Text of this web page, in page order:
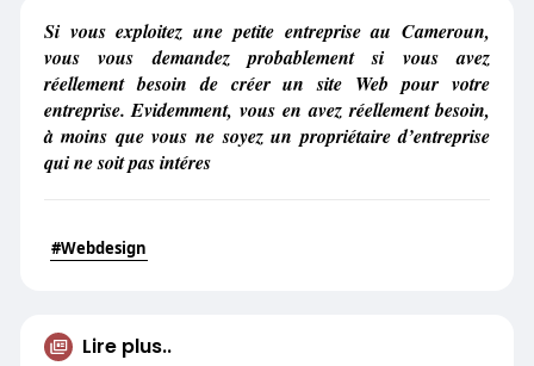
Si vous exploitez une petite entreprise au Cameroun,
vous vous demandez probablement si vous avez
réellement besoin de créer un site Web pour votre
entreprise. Evidemment, vous en avez réellement besoin,
à moins que vous ne soyez un propriétaire d’entreprise
qui ne soit pas intéres
#Webdesign
Lire plus..